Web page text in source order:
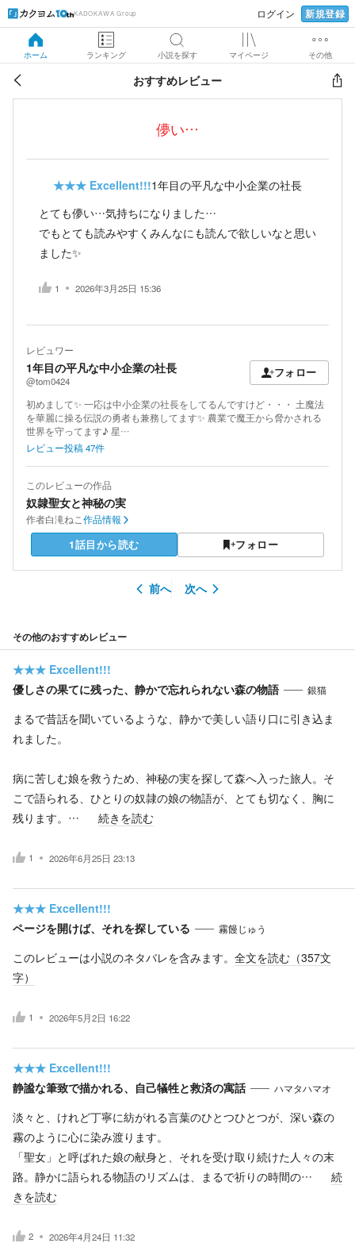
KADOKAWA Group ログイン 新規登録
ホーム ランキング 小説を探す マイページ その他
おすすめレビュー
儚い…
★★★ Excellent!!!1年目の平凡な中小企業の社長
とても儚い…気持ちになりました…
でもとても読みやすくみんなにも読んで欲しいなと思い
ました✨
1 2026年3月25日 15:36
レビュワー
1年目の平凡な中小企業の社長
@tom0424
フォロー
初めまして✨ 一応は中小企業の社長をしてるんですけど・・・ 土魔法
を華麗に操る伝説の勇者も兼務してます✨ 農業で魔王から脅かされる
世界を守ってます♪ 星…
レビュー投稿47件
このレビューの作品
奴隷聖女と神秘の実
作者白滝ねこ作品情報
1話目から読む フォロー
前へ 次へ
その他のおすすめレビュー
★★★ Excellent!!!
優しさの果てに残った、静かで忘れられない森の物語
銀猫
まるで昔話を聞いているような、静かで美しい語り口に引き込ま
れました。
病に苦しむ娘を救うため、神秘の実を探して森へ入った旅人。そ
こで語られる、ひとりの奴隷の娘の物語が、とても切なく、胸に
残ります。…
続きを読む
1 2026年6月25日 23:13
★★★ Excellent!!!
ページを開けば、それを探している
霧饅じゅう
このレビューは小説のネタバレを含みます。 全文を読む（357文
字）
1 2026年5月2日 16:22
★★★ Excellent!!!
静謐な筆致で描かれる、自己犠牲と救済の寓話
ハマタハマオ
淡々と、けれど丁寧に紡がれる言葉のひとつひとつが、深い森の
霧のように心に染み渡ります。
「聖女」と呼ばれた娘の献身と、それを受け取り続けた人々の末
路。静かに語られる物語のリズムは、まるで祈りの時間の…
続
きを読む
2 2026年4月24日 11:32